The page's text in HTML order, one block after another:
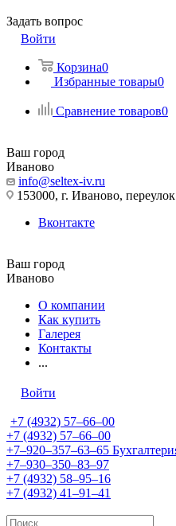
Задать вопрос
Войти
Корзина0
Избранные товары0
Сравнение товаров0
Ваш город
Иваново
info@seltex-iv.ru
153000, г. Иваново,
Вконтакте
Ваш город
Иваново
О компании
Как купить
Галерея
Контакты
...
Войти
+7 (4932) 57‒66‒00
+7 (4932) 57‒66‒00
+7‒920‒357‒63‒65
+7‒930‒350‒83‒97
+7 (4932) 58‒95‒16
+7 (4932) 41‒91‒41